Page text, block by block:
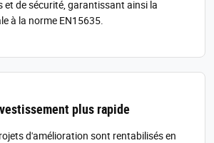
et de sécurité, garantissant ainsi la
à la norme EN15635.
plus rapide
d'amélioration sont rentabilisés en